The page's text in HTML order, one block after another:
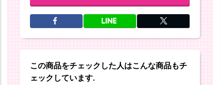
この商品をチェックした人はこんな商品もチ
ェックしています.